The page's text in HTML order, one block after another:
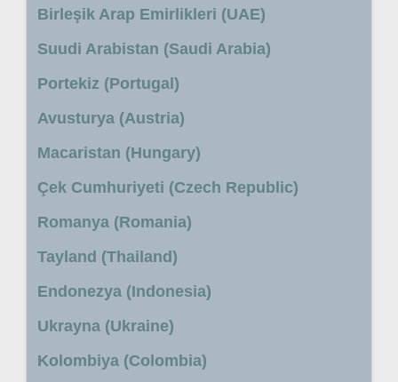
Birleşik Arap Emirlikleri (UAE)
Suudi Arabistan (Saudi Arabia)
Portekiz (Portugal)
Avusturya (Austria)
Macaristan (Hungary)
Çek Cumhuriyeti (Czech Republic)
Romanya (Romania)
Tayland (Thailand)
Endonezya (Indonesia)
Ukrayna (Ukraine)
Kolombiya (Colombia)